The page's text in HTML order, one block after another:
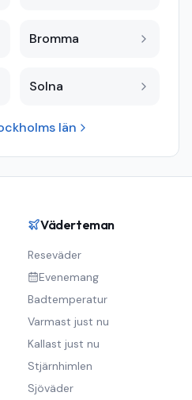
Bromma
Solna
län
Väderteman
Reseväder
Evenemang
Badtemperatur
Varmast just nu
Kallast just nu
Stjärnhimlen
Sjöväder